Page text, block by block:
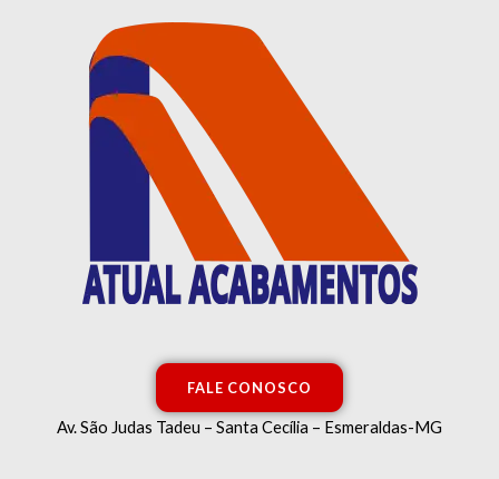
FALE CONOSCO
Av. São Judas Tadeu – Santa Cecília – Esmeraldas-MG